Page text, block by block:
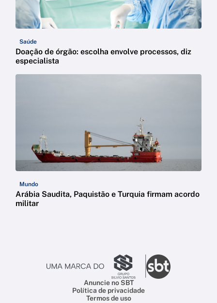
Saúde
Doação de órgão: escolha envolve processos, diz
especialista
Mundo
Arábia Saudita, Paquistão e Turquia firmam acordo
militar
Anuncie no SBT
Política de privacidade
Termos de uso